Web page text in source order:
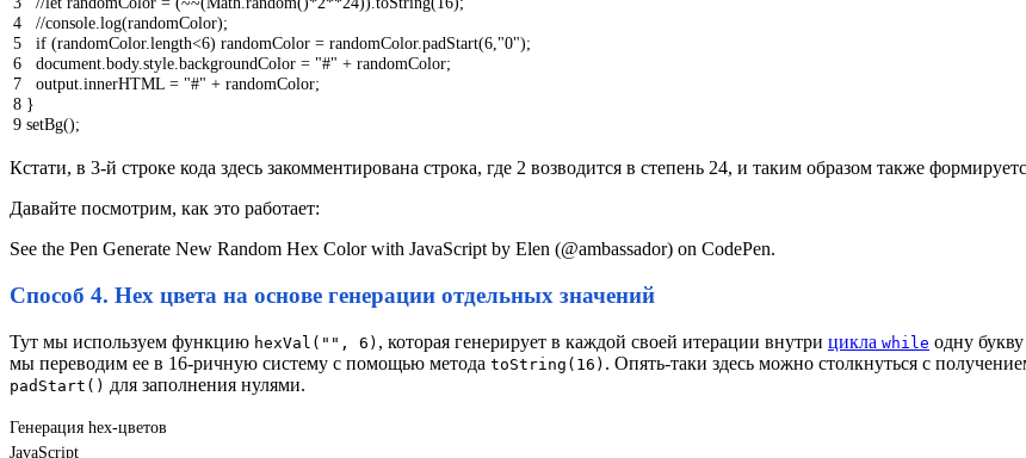
4
5
6
7
8
9
//console.log(randomColor);
if (randomColor.length<6) randomColor = randomColor.padStart(6,"0");
document.body.style.backgroundColor = "#" + randomColor;
output.innerHTML = "#" + randomColor;
}
setBg();
Кстати, в 3-й строке кода здесь закомментирована строка, где 2 возводится в степень 24, и таким образом также
Давайте посмотрим, как это работает:
See the Pen Generate New Random Hex Color with JavaScript by Elen (@ambassador) on CodePen.
Способ 4. Hex цвета на основе генерации отдельных значений
Тут мы используем функцию hexVal("", 6) , которая генерирует в каждой своей итерации внутри цикла while одну
мы переводим ее в 16-ричную систему с помощью метода toString(16) . Опять-таки здесь можно столкнуться с
padStart() для заполнения нулями.
Генерация hex-цветов
JavaScript